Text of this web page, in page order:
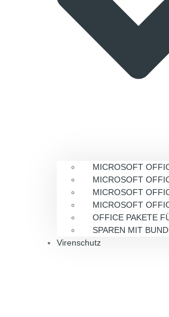
MICROSOFT
MICROSOFT
MICROSOFT
MICROSOFT
OFFICE PAKETE
SPAREN MIT
Virenschutz